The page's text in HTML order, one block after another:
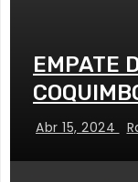
EMPATE
Abr 15, 2024